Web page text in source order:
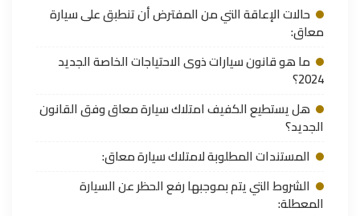
حالات الإعاقة التي من المفترض أن تنطبق على سيارة
معاق:
ما هو قانون سيارات ذوى الاحتياجات الخاصة الجديد
2024؟
هل يستطيع الكفيف امتلاك سيارة معاق وفق القانون
الجديد؟
المستندات المطلوبة لامتلاك سيارة معاق:
الشروط التي يتم بموجبها رفع الحظر عن السيارة
المعطلة: